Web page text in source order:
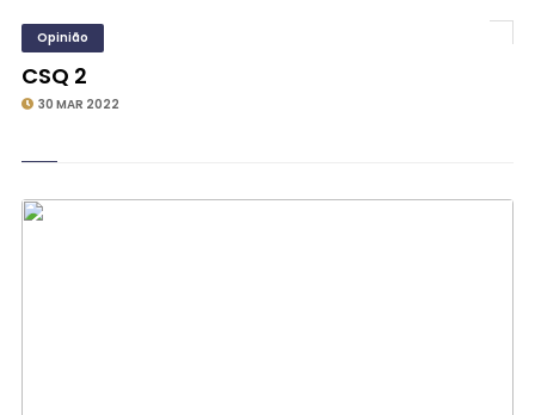
Opinião
CSQ 2
30 MAR 2022